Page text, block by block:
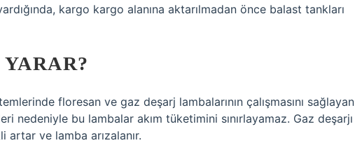
kargo kargo alanına aktarılmadan önce balast tankları
floresan ve gaz deşarj lambalarının çalışmasını sağlayan
nedeniyle bu lambalar akım tüketimini sınırlayamaz. Gaz deşarjı
artar ve lamba arızalanır.